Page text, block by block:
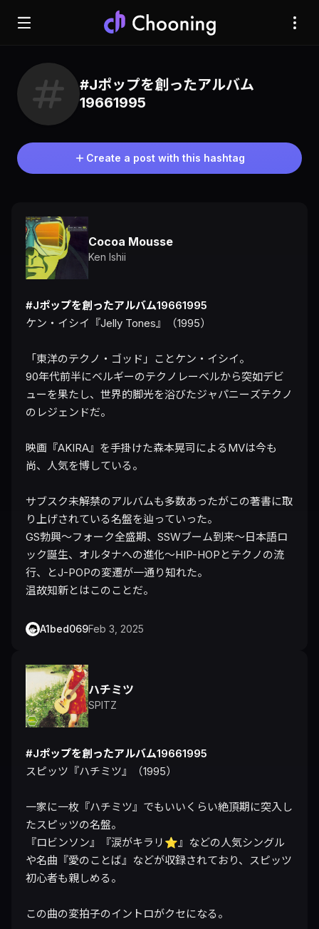
#Jポップを創ったアルバム
19661995
Create a post with this hashtag
Cocoa Mousse
Ken Ishii
#Jポップを創ったアルバム19661995
ケン・イシイ『Jelly Tones』（1995）
「東洋のテクノ・ゴッド」ことケン・イシイ。
90年代前半にベルギーのテクノレーベルから突如デビ
ューを果たし、世界的脚光を浴びたジャパニーズテクノ
のレジェンドだ。
映画『AKIRA』を手掛けた森本晃司によるMVは今も
尚、人気を博している。
サブスク未解禁のアルバムも多数あったがこの著書に取
り上げされている名盤を辿っていった。
GS勃興〜フォーク全盛期、SSWブーム到来〜日本語ロ
ック誕生、オルタナへの進化〜HIP-HOPとテクノの流
行、とJ-POPの変遷が一通り知れた。
温故知新とはこのことだ。
A1bed069Feb 3, 2025
ハチミツ
SPITZ
#Jポップを創ったアルバム19661995
スピッツ『ハチミツ』（1995）
一家に一枚『ハチミツ』でもいいくらい絶頂期に突入し
たスピッツの名盤。
『ロビンソン』『涙がキラリ⭐︎』などの人気シングル
や名曲『愛のことば』などが収録されており、スピッツ
初心者も親しめる。
この曲の変拍子のイントロがクセになる。